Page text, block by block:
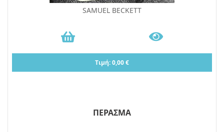
SAMUEL BECKETT
Τιμή: 0,00 €
ΠΕΡΑΣΜΑ